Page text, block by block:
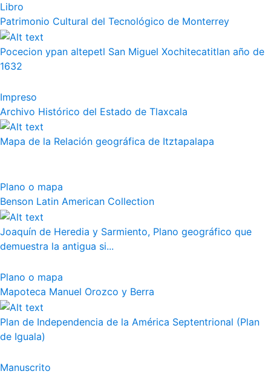
Libro
Patrimonio Cultural del Tecnológico de Monterrey
Pocecion ypan altepetl San Miguel Xochitecatitlan año de
1632
Impreso
Archivo Histórico del Estado de Tlaxcala
Mapa de la Relación geográfica de Itztapalapa
Plano o mapa
Benson Latin American Collection
Joaquín de Heredia y Sarmiento, Plano geográfico que
demuestra la antigua si...
Plano o mapa
Mapoteca Manuel Orozco y Berra
Plan de Independencia de la América Septentrional (Plan
de Iguala)
Manuscrito